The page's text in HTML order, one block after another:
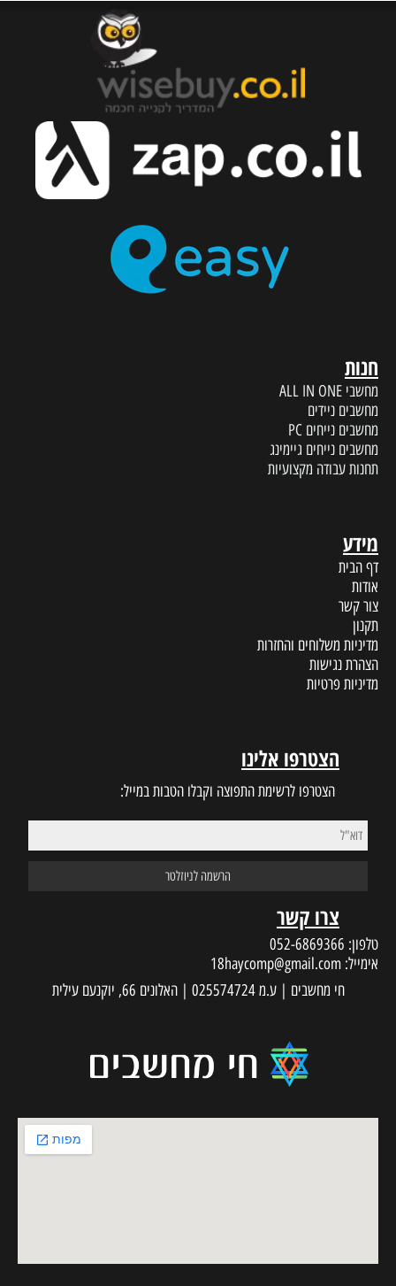
חנות
מחשבי ALL IN ONE
מחשבים ניידים
מחשבים נייחים PC
מחשבים נייחים גיימינג
תחנות עבודה מקצועיות
מידע
דף הבית
אודות
צור קשר
תקנון
מדיניות משלוחים והחזרות
הצהרת נגישות
מדיניות פרטיות
הצטרפו אלינו
הצטרפו לרשימת התפוצה וקבלו הטבות במייל:
צרו קשר
טלפון: 052-6869366
אימייל: 18haycomp@gmail.com
חי מחשבים | ע.מ 025574724 | האלונים 66, יוקנעם עילית